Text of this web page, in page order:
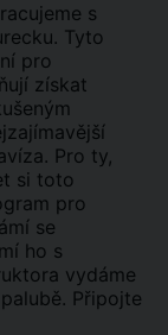
s
Tyto
pro
získat
Pro ty,
si toto
pro
se
ho s
vydáme
Připojte